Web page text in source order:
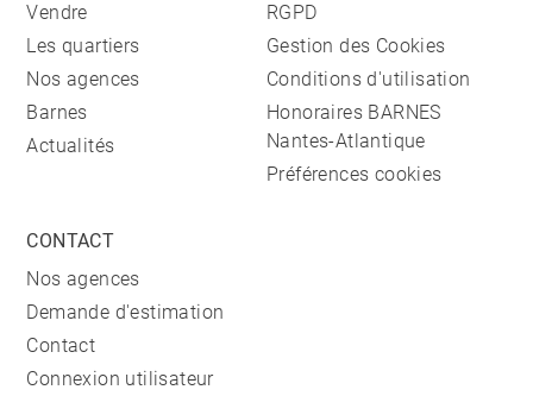
Vendre
Les quartiers
Nos agences
Barnes
Actualités
RGPD
Gestion des Cookies
Conditions d'utilisation
Honoraires BARNES
Nantes-Atlantique
Préférences cookies
CONTACT
Nos agences
Demande d'estimation
Contact
Connexion utilisateur